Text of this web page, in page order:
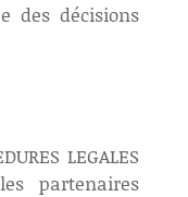
des décisions
LEGALES
partenaires